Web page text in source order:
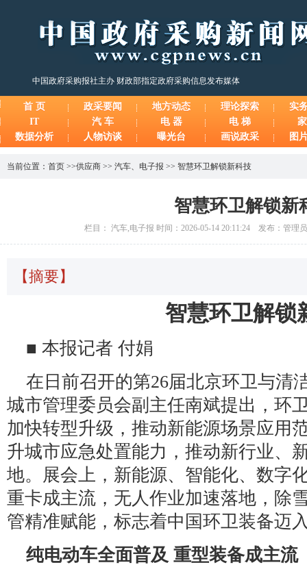
中国政府采购报社主办 财政部指定政府采购信息发布媒体
首 页 政采要闻 地方动态 理论探索
实
IT
汽 车 电 器 电 梯
数据分析
人物访谈 曝光台 画说政采 图
当前位置： 首页 >>供应商 >> 汽车、 电子报 >> 智慧环卫解锁新科技
智慧环卫解锁新
栏目： 汽车,电子报 时间：2026-05-14 20:11:24 发布：管理
【摘要】
智慧环卫解锁
■ 本报记者 付娟
在日前召开的第26届北京环卫与清
城市管理委员会副主任南斌提出，环
加快转型升级，推动新能源场景应用
升城市应急处置能力，推动新行业、
地。展会上，新能源、智能化、数字
重卡成主流，无人作业加速落地，除
管精准赋能，标志着中国环卫装备迈
纯电动车全面普及 重型装备成主流